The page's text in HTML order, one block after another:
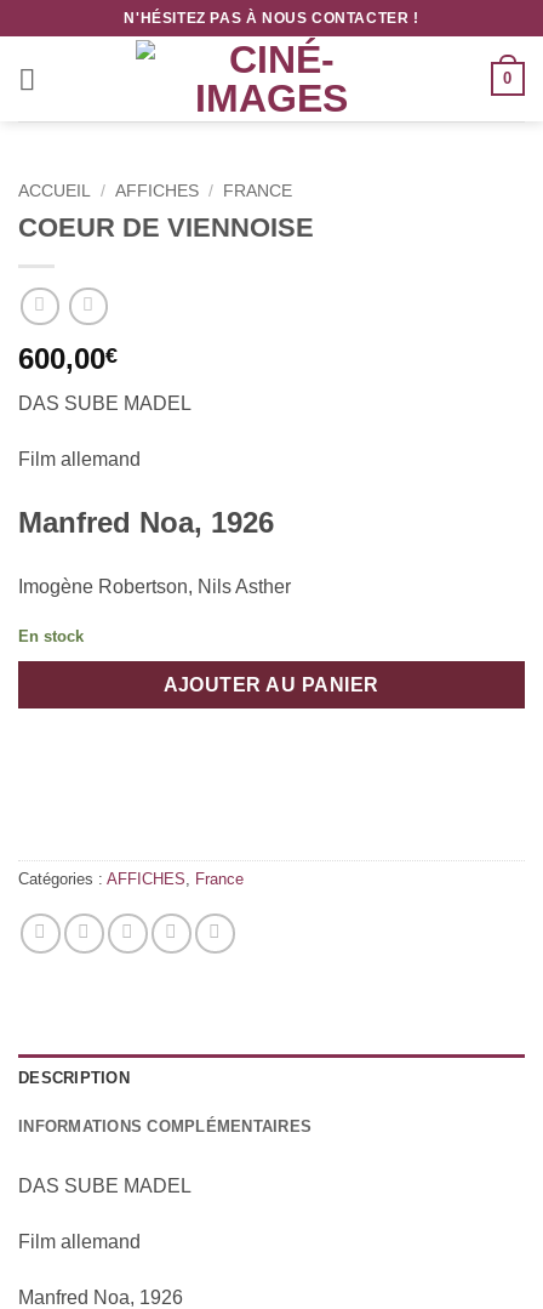
contenu
N'HÉSITEZ PAS À NOUS CONTACTER !
0
ACCUEIL / AFFICHES / FRANCE
COEUR DE VIENNOISE
600,00€
DAS SUBE MADEL
Film allemand
Manfred Noa, 1926
Imogène Robertson, Nils Asther
En stock
AJOUTER AU PANIER
Catégories : AFFICHES, France
DESCRIPTION
INFORMATIONS COMPLÉMENTAIRES
DAS SUBE MADEL
Film allemand
Manfred Noa, 1926